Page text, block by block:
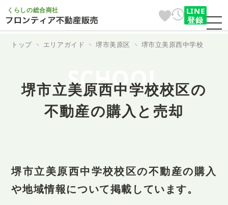
くらしの総合商社
LINE
登録
トップ エリアガイド 堺市美原区 堺市立美原西中学校
SCHOOL
堺市立美原西中学校校区の
不動産の購入と売却
堺市立美原西中学校校区の不動産の購入
や地域情報について掲載しています。